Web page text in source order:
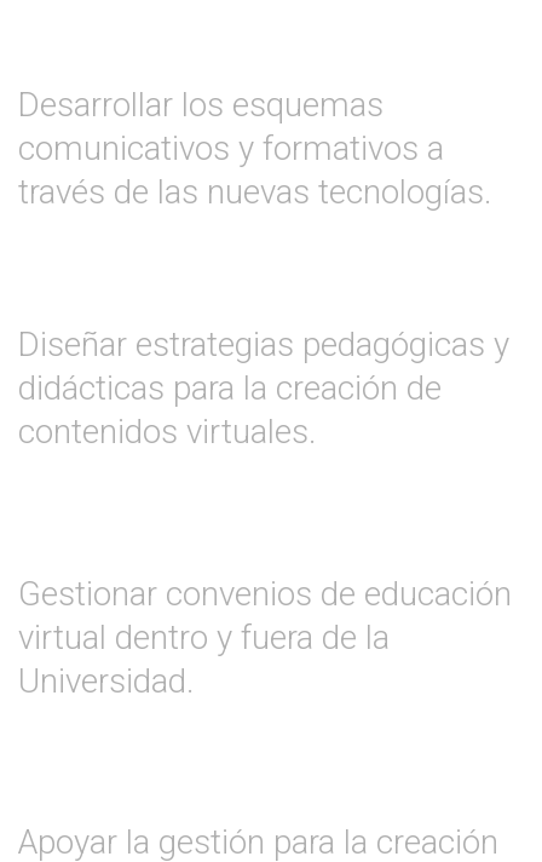
Desarrollar los esquemas
comunicativos y formativos a
través de las nuevas tecnologías.
Diseñar estrategias pedagógicas y
didácticas para la creación de
contenidos virtuales.
Gestionar convenios de educación
virtual dentro y fuera de la
Universidad.
Apoyar la gestión para la creación